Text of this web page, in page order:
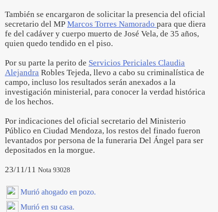
También se encargaron de solicitar la presencia del oficial
secretario del MP Marcos Torres Namorado para que diera
fe del cadáver y cuerpo muerto de José Vela, de 35 años,
quien quedo tendido en el piso.
Por su parte la perito de Servicios Periciales Claudia
Alejandra Robles Tejeda, llevo a cabo su criminalística de
campo, incluso los resultados serán anexados a la
investigación ministerial, para conocer la verdad histórica
de los hechos.
Por indicaciones del oficial secretario del Ministerio
Público en Ciudad Mendoza, los restos del finado fueron
levantados por persona de la funeraria Del Ángel para ser
depositados en la morgue.
23/11/11 Nota 93028
Murió ahogado en pozo.
Murió en su casa.